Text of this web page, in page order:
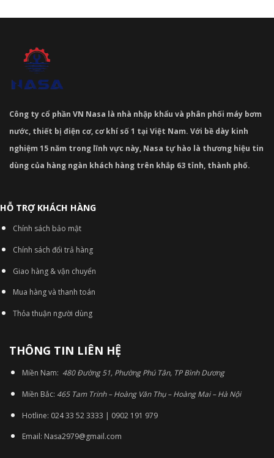
Công ty cổ phần VN Nasa là nhà nhập khẩu và phân phối máy bơm
nước, thiết bị điện cơ, cơ khí số 1 tại Việt Nam. Với bề dày kinh
nghiệm 15 năm trong lĩnh vực này, Nasa tự hào là thương hiệu tin
dùng của hàng ngàn khách hàng trên khắp 63 tỉnh, thành phố.
HỖ TRỢ KHÁCH HÀNG
Chính sách bảo mật
Chính sách đổi trả hàng
Giao hàng & vận chuyển
Mua hàng và thanh toán
Thỏa thuận người dùng
THÔNG TIN LIÊN HỆ
Miền Nam: 480 Đường 51, Phường Phú Tân, TP Bình Dương
Miền Bắc: 465 Tam Trinh – Hoàng Văn Thụ – Hoàng Mai – Hà Nội
Hotline: 024 33 52 3333 | 0902 191 979
Email: Nasa2979@gmail.com